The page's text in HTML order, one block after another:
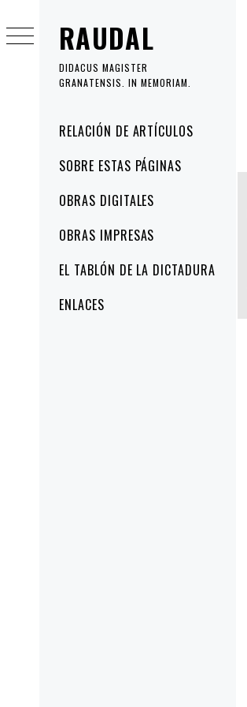
RAUDAL
DIDACUS MAGISTER
GRANATENSIS. IN MEMORIAM.
Menú
principal
RELACIÓN DE ARTÍCULOS
SOBRE ESTAS PÁGINAS
OBRAS DIGITALES
OBRAS IMPRESAS
EL TABLÓN DE LA DICTADURA
ENLACES
al
contenido